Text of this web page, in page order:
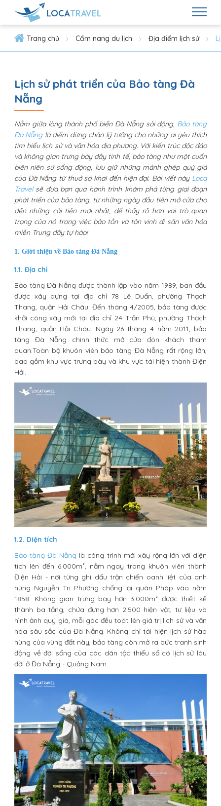
Trang chủ Cẩm nang du lịch Địa điểm lịch sử
Lịch sử phát triển của Bảo tàng Đà
Nẵng
Nằm giữa lòng thành phố biển Đà Nẵng sôi động, Bảo tàng
Đà Nẵnglà điểm dừng chân lý tưởng cho những ai yêu thích
tìm hiểu lịch sử và văn hóa địa phương. Với kiến trúc độc đáo
và không gian trưng bày đầy tinh tế, bảo tàng như một cuốn
biên niên sử sống động, lưu giữ những mảnh ghép quý giá
của Đà Nẵng từ thuở sơ khai đến hiện đại. Bài viết này Loca
Travelsẽ đưa bạn qua hành trình khám phá từng giai đoạn
phát triển của bảo tàng, từ những ngày đầu tiên mở cửa cho
đến những cải tiến mới nhất, để thấy rõ hơn vai trò quan
trọng của nó trong việc bảo tồn và tôn vinh di sản văn hóa
miền Trung đầy tự hào!
1. Giới thiệu về Bảo tàng Đà Nẵng
1.1. Địa chỉ
Bảo tàng Đà Nẵng được thành lập vào năm 1989, ban đầu
được xây dựng tại địa chỉ 78 Lê Duẩn, phường Thạch
Thang, quận Hải Châu. Đến tháng 4/2005, bảo tàng được
khởi công xây mới tại địa chỉ 24 Trần Phú, phường Thạch
Thang, quận Hải Châu. Ngày 26 tháng 4 năm 2011, bảo
tàng Đà Nẵng chính thức mở cửa đón khách tham
quan.Toàn bộ khuôn viên bảo tàng Đà Nẵng rất rộng lớn,
bao gồm khu vực trưng bày và khu vực tái hiện thành Điện
Hải.
1.2. Diện tích
Bảo tàng Đà Nẵng là công trình mới xây rộng lớn với diện
tích lên đến 6.000m², nằm ngay trong khuôn viên thành
Điện Hải - nơi từng ghi dấu trận chiến oanh liệt của anh
hùng Nguyễn Tri Phương chống lại quân Pháp vào năm
1858. Không gian trưng bày hơn 3.000m² được thiết kế
thành ba tầng, chứa đựng hơn 2.500 hiện vật, tư liệu và
hình ảnh quý giá, mỗi góc đều toát lên giá trị lịch sử và văn
hóa sâu sắc của Đà Nẵng. Không chỉ tái hiện lịch sử hào
hùng của vùng đất này, bảo tàng còn mở ra bức tranh sinh
động về đời sống của các dân tộc thiểu số có lịch sử lâu
đời ở Đà Nẵng - Quảng Nam.